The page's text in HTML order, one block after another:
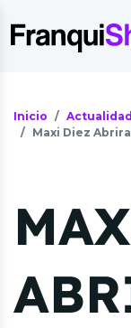
Inicio
Maxi Diez